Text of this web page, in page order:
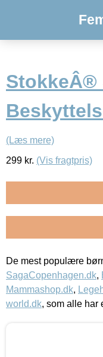
StokkeÂ®
(Læs mere)
299 kr. (Vis fragtpris)
De mest populære
SagaCopenhagen.dk,
Mammashop.dk,
world.dk, som alle har